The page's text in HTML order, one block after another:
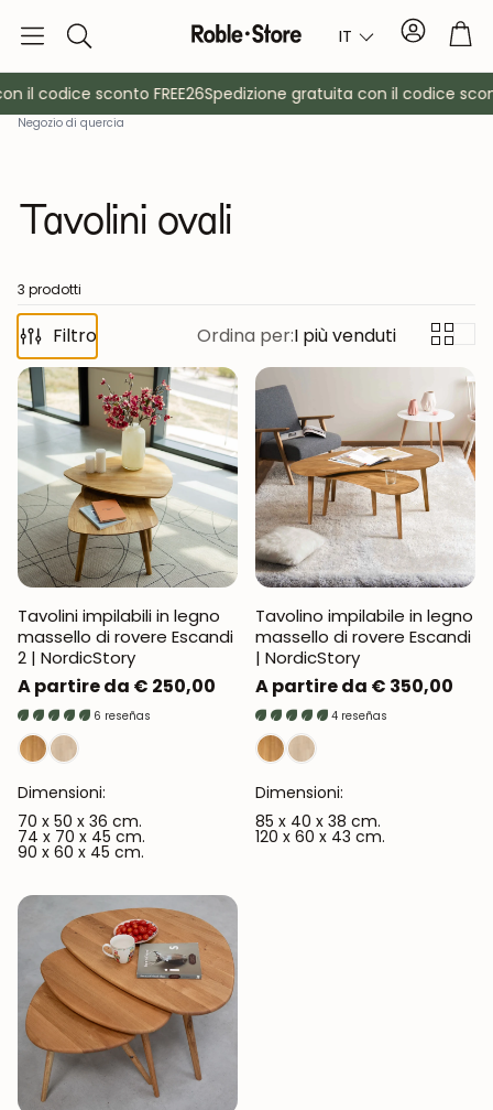
Ricerca IT Conto
Credenze Console
Armadietti
Appendiabiti Mobili
codice sconto FREE26Spedizione gratuita con il codice sconto
Negozio di quercia
Tavolini ovali
3 prodotti
Filtro Ordina per:I più venduti
Tavolini impilabili in legno
massello di rovere Escandi
2 | NordicStory
Prezzo
normale
A partire da € 250,00
6 reseñas
Dimensioni:
70 x 50 x 36 cm.
74 x 70 x 45 cm.
90 x 60 x 45 cm.
Tavolino impilabile in legno
massello di rovere Escandi
| NordicStory
Prezzo
normale
A partire da € 350,00
4 reseñas
Dimensioni:
85 x 40 x 38 cm.
120 x 60 x 43 cm.